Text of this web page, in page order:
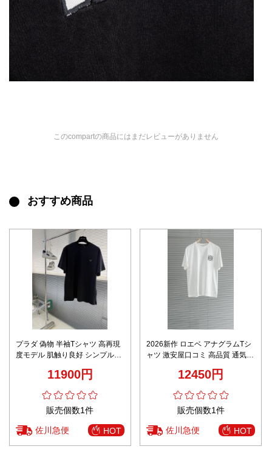
このcompartの商品にはまだレビューがありません
おすすめ商品
プラダ 偽物 半袖Tシャツ 高再現
度モデル 肌触り良好 シンプルデ
11900円
販売個数1件
佐川急便 HOT
2026新作 ロエベ アナグラムTシ
ャツ 激安屋口コミ 高品質 通気
プルデザイン 精密刺繍 人気モデ
12450円
販売個数1件
佐川急便 HOT